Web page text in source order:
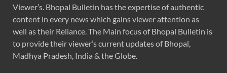
Viewer’s. Bhopal Bulletin has the expertise of authentic
content in every news which gains viewer attention as
well as their Reliance. The Main focus of Bhopal Bulletin is
to provide their viewer’s current updates of Bhopal,
Madhya Pradesh, India & the Globe.